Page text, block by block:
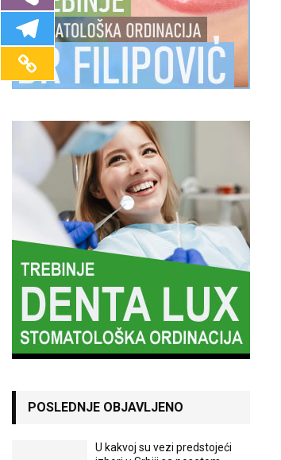
POSLEDNJE OBJAVLJENO
U kakvoj su vezi predstojeći